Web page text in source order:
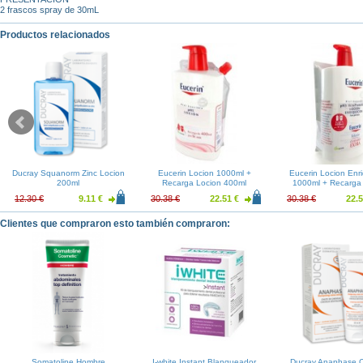
2 frascos spray de 30mL
Productos relacionados
Ducray Squanorm Zinc Locion
200ml
12.30 € 9.11 €
Eucerin Locion 1000ml +
Recarga Locion 400ml
30.38 € 22.51 €
Eucerin Locion
1000ml +
30.38 €
Clientes que compraron esto también compraron: